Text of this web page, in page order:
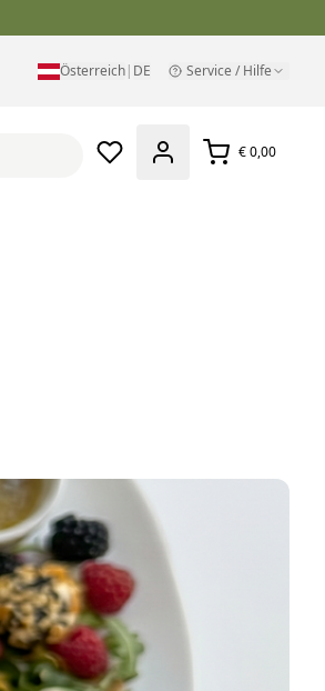
Österreich| DE Service / Hilfe
€ 0,00